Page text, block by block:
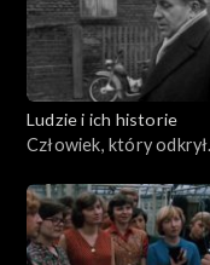
Ludzie i ich historie
Człowiek, który odkrył